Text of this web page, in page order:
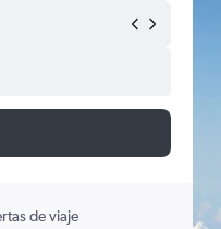
de viaje